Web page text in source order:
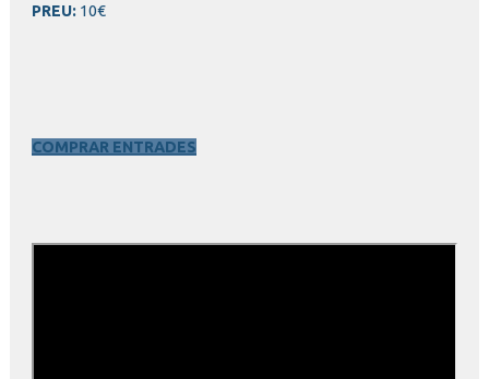
PREU: 10€
COMPRAR ENTRADES